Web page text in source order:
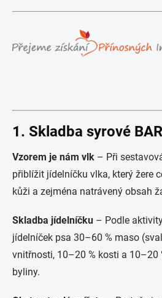
1. Skladba syrové
Vzorem je nám vlk – Při
přiblížit jídelníčku vlka, který žere
kůži a zejména natrávený obsah
Skladba jídelníčku – Podle
jídelníček psa 30–60 % maso
vnitřnosti, 10–20 % kosti a 10–20
byliny.